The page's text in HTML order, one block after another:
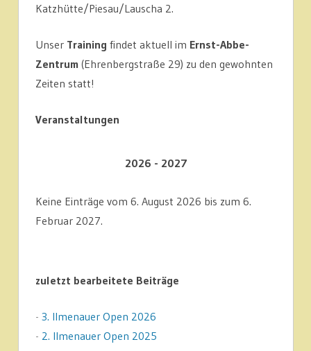
Katzhütte/Piesau/Lauscha 2.
Unser Training findet aktuell im Ernst-Abbe-
Zentrum (Ehrenbergstraße 29) zu den gewohnten
Zeiten statt!
Veranstaltungen
2026 - 2027
Keine Einträge vom 6. August 2026 bis zum 6.
Februar 2027.
zuletzt bearbeitete Beiträge
- 3. Ilmenauer Open 2026
- 2. Ilmenauer Open 2025